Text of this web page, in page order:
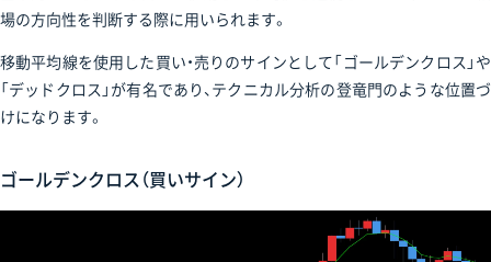
場の方向性を判断する際に用いられます。
移動平均線を使用した買い・売りのサインとして「ゴールデンクロス」や
「デッドクロス」が有名であり、テクニカル分析の登竜門のような位置づ
けになります。
ゴールデンクロス（買いサイン）